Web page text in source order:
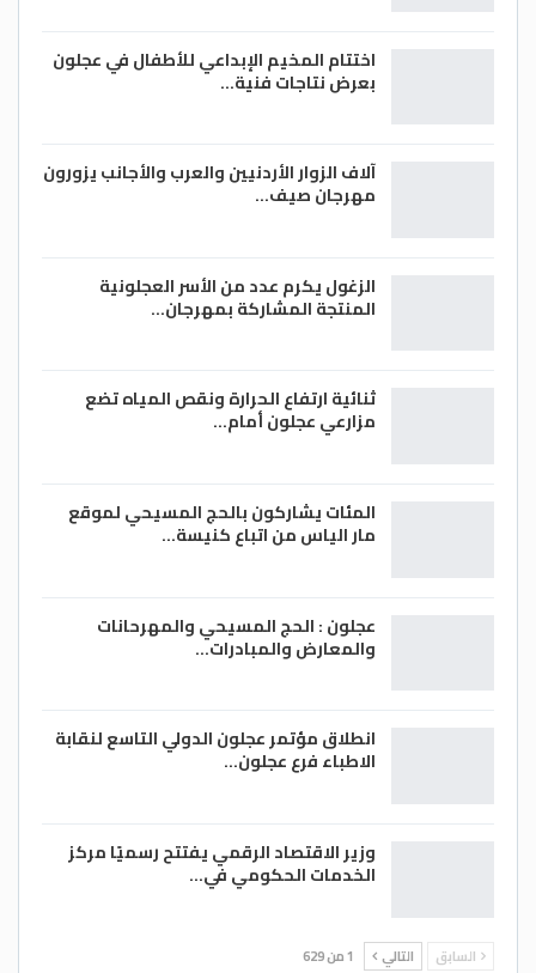
اختتام المخيم الإبداعي للأطفال في عجلون
بعرض نتاجات فنية…
آلاف الزوار الأردنيين والعرب والأجانب يزورون
مهرجان صيف…
الزغول يكرم عدد من الأسر العجلونية
المنتجة المشاركة بمهرجان…
ثنائية ارتفاع الحرارة ونقص المياه تضع
مزارعي عجلون أمام…
المئات يشاركون بالحج المسيحي لموقع
مار الياس من اتباع كنيسة…
عجلون : الحج المسيحي والمهرحانات
والمعارض والمبادرات…
انطلاق مؤتمر عجلون الدولي التاسع لنقابة
الاطباء فرع عجلون…
وزير الاقتصاد الرقمي يفتتح رسميًا مركز
الخدمات الحكومي في…
السابق التالي 1 من 629